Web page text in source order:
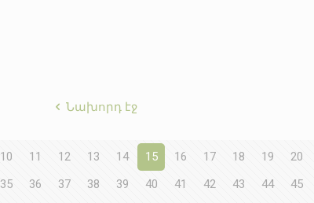
Նախորդ էջ
10 11 12 13 14 15 16 17 18 19 20
35 36 37 38 39 40 41 42 43 44 45